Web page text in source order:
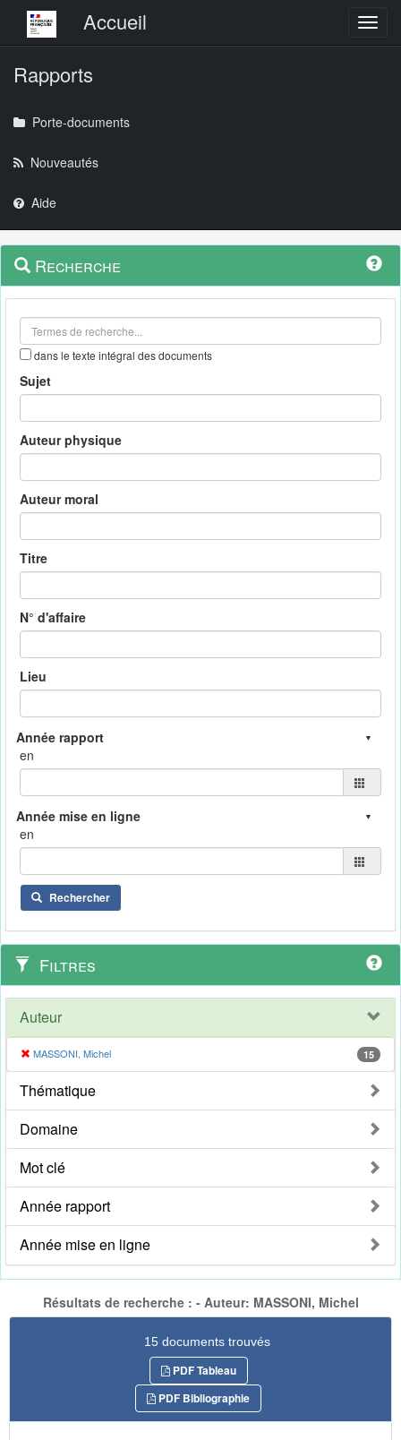
Menu principalAccueil
Rapports
Porte-documents
Nouveautés
Aide
Navigation
outils
Menu
contextuel
Recherche
dans le texte intégral des documents
Sujet
Auteur physique
Auteur moral
Titre
N° d'affaire
Lieu
en
en
Rechercher
Filtres
Auteur
MASSONI, Michel 15
Thématique
Domaine
Mot clé
Année rapport
Année mise en ligne
Résultats de recherche : - Auteur: MASSONI, Michel
15 documents trouvés
PDF Tableau
PDF Bibliographie